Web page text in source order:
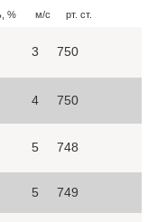
%
м/с
рт. ст.
3 750
4 750
5 748
5 749